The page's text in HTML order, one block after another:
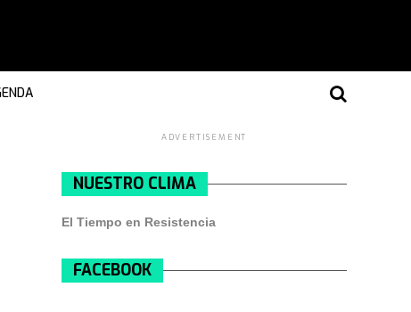
ADVERTISEMENT
NUESTRO CLIMA
El Tiempo en Resistencia
FACEBOOK